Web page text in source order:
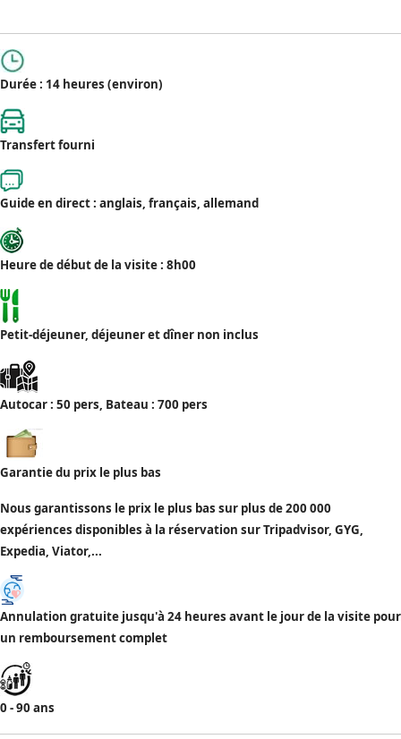
Durée : 14 heures (environ)
Transfert fourni
Guide en direct : anglais, français, allemand
Heure de début de la visite : 8h00
Petit-déjeuner, déjeuner et dîner non inclus
Autocar : 50 pers, Bateau : 700 pers
Garantie du prix le plus bas
Nous garantissons le prix le plus bas sur plus de 200 000
expériences disponibles à la réservation sur Tripadvisor, GYG,
Expedia, Viator,...
Annulation gratuite jusqu'à 24 heures avant le jour de la visite pour
un remboursement complet
0 - 90 ans